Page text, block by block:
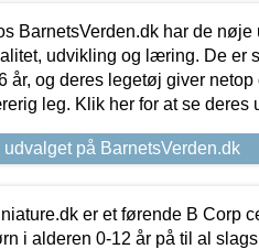
BarnetsVerden.dk har de
udvikling og læring. De er
år, og deres legetøj giver
leg. Klik her for at se deres
udvalget på BarnetsVerden.dk
er et førende B Corp
i alderen 0-12 år på til al